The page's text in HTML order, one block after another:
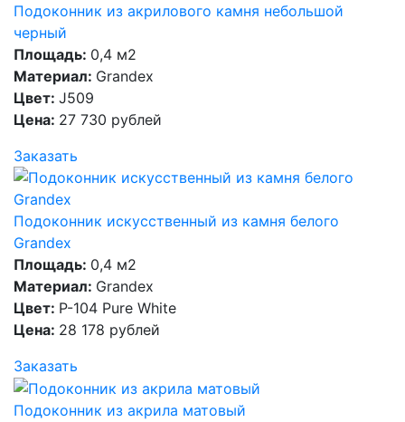
Подоконник из акрилового камня небольшой
черный
Площадь: 0,4 м2
Материал: Grandex
Цвет: J509
Цена: 27 730 рублей
Заказать
Подоконник искусственный из камня белого
Grandex
Площадь: 0,4 м2
Материал: Grandex
Цвет: P-104 Pure White
Цена: 28 178 рублей
Заказать
Подоконник из акрила матовый